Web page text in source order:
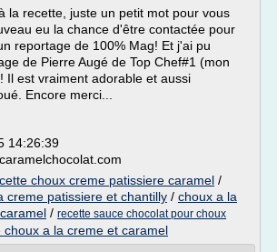
la recette, juste un petit mot pour vous
eu la chance d'être contactée pour
reportage de 100% Mag! Et j'ai pu
de Pierre Augé de Top Chef#1 (mon
Il est vraiment adorable et aussi
Encore merci...
14:26:39
choux creme patissiere caramel /
creme patissiere et chantilly / choux a la
/ recette sauce chocolat pour choux
choux a la creme et caramel